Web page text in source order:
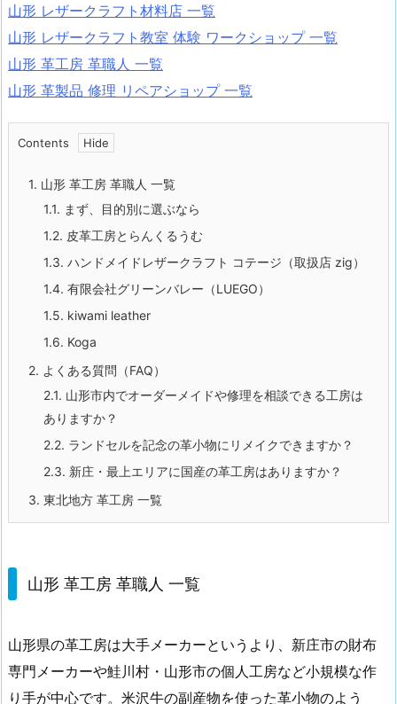
山形 レザークラフト材料店 一覧
山形 レザークラフト教室 体験 ワークショップ 一覧
山形 革工房 革職人 一覧
山形 革製品 修理 リペアショップ 一覧
Contents
1. 山形 革工房 革職人 一覧
1.1. まず、目的別に選ぶなら
1.2. 皮革工房とらんくるうむ
1.3. ハンドメイドレザークラフト コテージ（取扱店 zig）
1.4. 有限会社グリーンバレー（LUEGO）
1.5. kiwami leather
1.6. Koga
2. よくある質問（FAQ）
2.1. 山形市内でオーダーメイドや修理を相談できる工房は
ありますか？
2.2. ランドセルを記念の革小物にリメイクできますか？
2.3. 新庄・最上エリアに国産の革工房はありますか？
3. 東北地方 革工房 一覧
山形 革工房 革職人 一覧
山形県の革工房は大手メーカーというより、新庄市の財布
専門メーカーや鮭川村・山形市の個人工房など小規模な作
り手が中心です。米沢牛の副産物を使った革小物のよう